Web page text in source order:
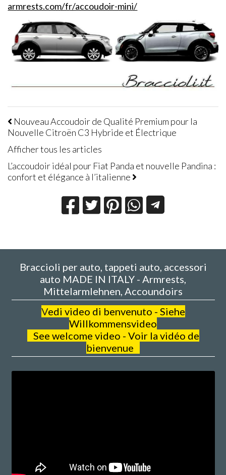
armrests.com/fr/accoudoir-mini/
Nouveau Accoudoir de Qualité Premium pour la
Nouvelle Citroën C3 Hybride et Électrique
Afficher tous les articles
L’accoudoir idéal pour Fiat Panda et nouvelle Pandina :
confort et élégance à l’italienne
Braccioli per auto, tappeti auto, accessori
auto MADE IN ITALY - Armrests,
Mittelarmlehnen, Accoundoirs
Vedi video di benvenuto - Siehe
Willkommensvideo
See welcome video - Voir la vidéo de
bienvenue